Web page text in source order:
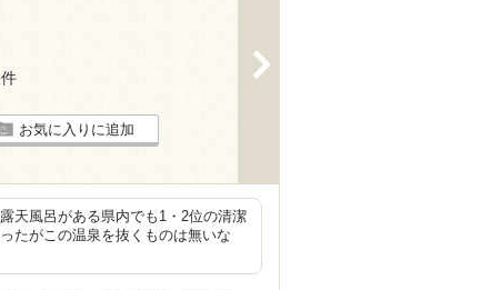
お気に入りに追加
天風呂がある県内でも1・2位の清潔
たがこの温泉を抜くものは無いな